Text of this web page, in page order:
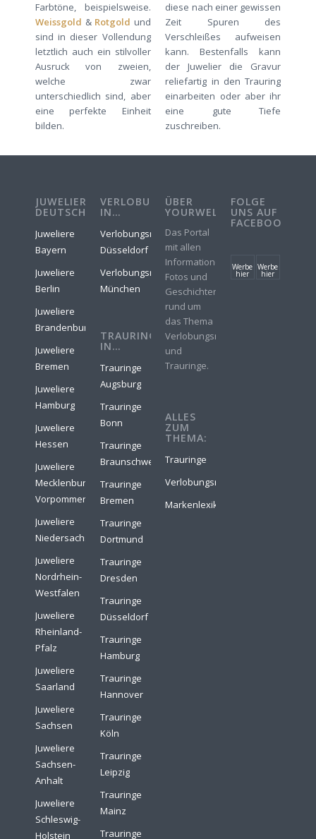
Farbtöne, beispielsweise.
Weissgold &Rotgold und
sind in dieser Vollendung
letztlich auch ein stilvoller
Ausruck von zweien,
welche zwar
unterschiedlich sind, aber
eine perfekte Einheit
bilden.
diese nach einer gewissen
Zeit Spuren des
Verschleißes aufweisen
kann. Bestenfalls kann
der Juwelier die Gravur
reliefartig in den Trauring
einarbeiten oder aber ihr
eine gute Tiefe
zuschreiben.
JUWELIERE
DEUTSCHLAND
Juweliere
Bayern
Juweliere
Berlin
Juweliere
Brandenburg
Juweliere
Bremen
Juweliere
Hamburg
Juweliere
Hessen
Juweliere
Mecklenburg-
Vorpommern
Juweliere
Niedersachsen
Juweliere
Nordrhein-
Westfalen
Juweliere
Rheinland-
Pfalz
Juweliere
Saarland
Juweliere
Sachsen
Juweliere
Sachsen-
Anhalt
Juweliere
Schleswig-
Holstein
VERLOBUNGSRINGE
IN…
Verlobungsringe
Düsseldorf
Verlobungsringe
München
TRAURINGE
IN…
Trauringe
Augsburg
Trauringe
Bonn
Trauringe
Braunschweig
Trauringe
Bremen
Trauringe
Dortmund
Trauringe
Dresden
Trauringe
Düsseldorf
Trauringe
Hamburg
Trauringe
Hannover
Trauringe
Köln
Trauringe
Leipzig
Trauringe
Mainz
Trauringe
ÜBER
YOURWELER
Das Portal
mit allen
Informationen,
Fotos und
Geschichten
rund um
das Thema
Verlobungsringe
und
Trauringe.
ALLES
ZUM
THEMA:
Trauringe
Verlobungsringe
Markenlexikon
FOLGE
UNS AUF
FACEBOOK
Werbe
hier
Werbe
hier